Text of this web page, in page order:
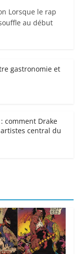
Lorsque le rap
au début
gastronomie et
: comment Drake
central du